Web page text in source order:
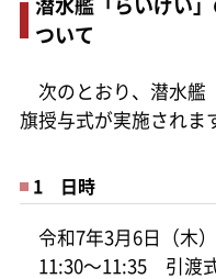
ついて
次のとおり、潜水艦
旗授与式が実施されま
1 日時
令和7年3月6日（木）
11:30～11:35 引渡